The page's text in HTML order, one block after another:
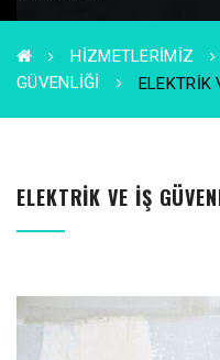
HIZMETLERIMIZ
GÜVENLIĞI
ELEKTRIK
ELEKTRIK VE İŞ